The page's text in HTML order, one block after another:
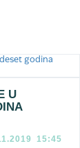
U
15:45